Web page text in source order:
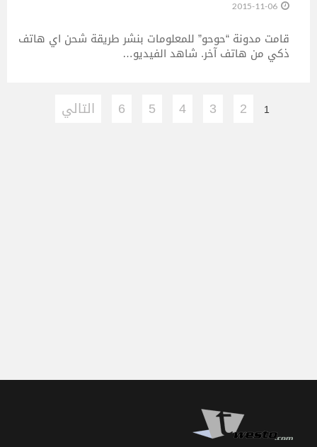
2015-11-06
قامت مدونة “حوحو” للمعلومات بنشر طريقة شحن اي هاتف
ذكي من هاتف آخر. شاهد الفيديو…
1
2
3
4
5
6 التالي